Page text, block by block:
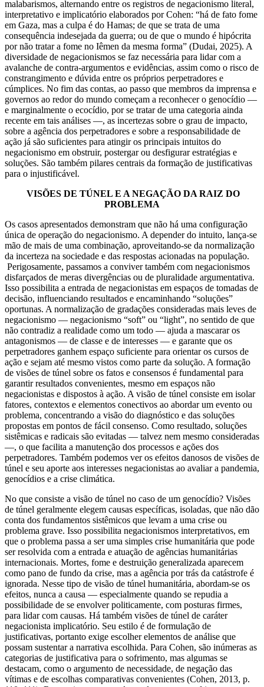
malabarismos, alternando entre os registros de negacionismo literal,
interpretativo e implicatório elaborados por Cohen: “há de fato fome
em Gaza, mas a culpa é do Hamas; de que se trata de uma
consequência indesejada da guerra; ou de que o mundo é hipócrita
por não tratar a fome no Iêmen da mesma forma” (Dudai, 2025). A
diversidade de negacionismos se faz necessária para lidar com a
avalanche de contra-argumentos e evidências, assim como o risco de
constrangimento e dúvida entre os próprios perpetradores e
cúmplices. No fim das contas, ao passo que membros da imprensa e
governos ao redor do mundo começam a reconhecer o genocídio —
e marginalmente o ecocídio, por se tratar de uma categoria ainda
recente em tais análises —, as incertezas sobre o grau de impacto,
sobre a agência dos perpetradores e sobre a responsabilidade de
ação já são suficientes para atingir os principais intuitos do
negacionismo em obstruir, postergar ou desfigurar estratégias e
soluções. São também pilares centrais da formação de justificativas
para o injustificável.
VISÕES DE TÚNEL E A NEGAÇÃO DA RAIZ DO
PROBLEMA
Os casos apresentados demonstram que não há uma configuração
única de operação do negacionismo. A depender do intuito, lança-se
mão de mais de uma combinação, aproveitando-se da normalização
da incerteza na sociedade e das respostas acionadas na população.
Perigosamente, passamos a conviver também com negacionismos
disfarçados de meras divergências ou de pluralidade argumentativa.
Isso possibilita a entrada de negacionistas em espaços de tomadas de
decisão, influenciando resultados e encaminhando “soluções”
oportunas. A normalização de gradações consideradas mais leves de
negacionismo — negacionismo “soft” ou “light”, no sentido de que
não contradiz a realidade como um todo — ajuda a mascarar os
antagonismos — de classe e de interesses — e garante que os
perpetradores ganhem espaço suficiente para orientar os cursos de
ação e sejam até mesmo vistos como parte da solução. A formação
de visões de túnel sobre os fatos e consensos é fundamental para
garantir resultados convenientes, mesmo em espaços não
negacionistas e dispostos à ação. A visão de túnel consiste em isolar
fatores, contextos e elementos conectivos ao abordar um evento ou
problema, concentrando a visão do diagnóstico e das soluções
propostas em pontos de fácil consenso. Como resultado, soluções
sistêmicas e radicais são evitadas — talvez nem mesmo consideradas
—, o que facilita a manutenção dos processos e ações dos
perpetradores. Também podemos ver os efeitos danosos de visões de
túnel e seu aporte aos interesses negacionistas ao avaliar a pandemia,
genocídios e a crise climática.
No que consiste a visão de túnel no caso de um genocídio? Visões
de túnel geralmente elegem causas específicas, isoladas, que não dão
conta dos fundamentos sistêmicos que levam a uma crise ou
problema grave. Isso possibilita negacionismos interpretativos, em
que o problema passa a ser uma simples crise humanitária que pode
ser resolvida com a entrada e atuação de agências humanitárias
internacionais. Mortes, fome e destruição generalizada aparecem
como pano de fundo da crise, mas a agência por trás da catástrofe é
ignorada. Nesse tipo de visão de túnel humanitária, abordam-se os
efeitos, nunca a causa — especialmente quando se repudia a
possibilidade de se envolver politicamente, com posturas firmes,
para lidar com causas. Há também visões de túnel de caráter
negacionista implicatório. Seu estilo é de formulação de
justificativas, portanto exige escolher elementos de análise que
possam sustentar a narrativa escolhida. Para Cohen, são inúmeras as
categorias de justificativa para o sofrimento, mas algumas se
destacam, como o argumento de necessidade, de negação das
vítimas e de escolhas comparativas convenientes (Cohen, 2013, p.